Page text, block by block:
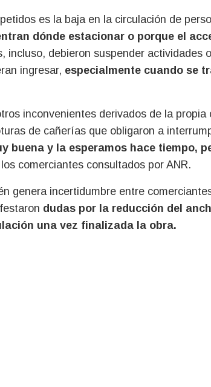
es la baja en la circulación de
dónde estacionar o porque el
incluso, debieron suspender actividades
ingresar, especialmente cuando se
inconvenientes derivados de la
de cañerías que obligaron a
buena y la esperamos hace tiempo,
comerciantes consultados por ANR.
genera incertidumbre entre
dudas por la reducción del
una vez finalizada la obra.